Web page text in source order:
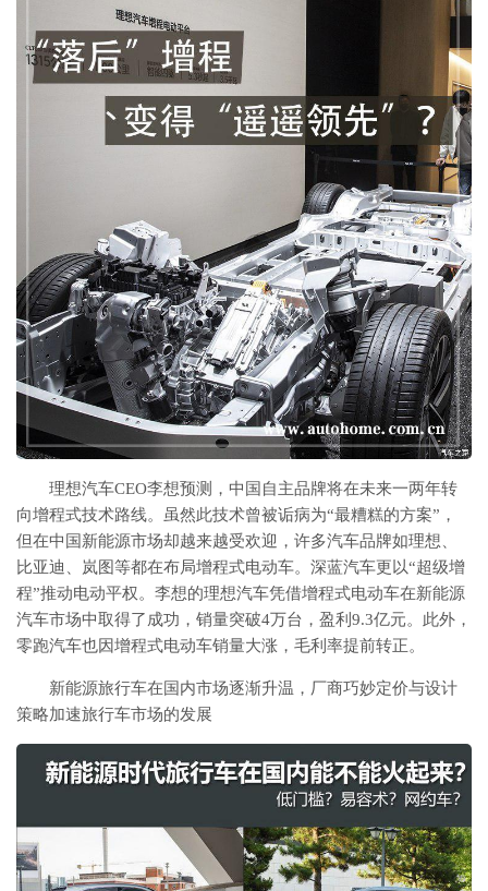
理想汽车CEO李想预测，中国自主品牌将在未来一两年转
向增程式技术路线。虽然此技术曾被诟病为“最糟糕的方案”，
但在中国新能源市场却越来越受欢迎，许多汽车品牌如理想、
比亚迪、岚图等都在布局增程式电动车。深蓝汽车更以“超级增
程”推动电动平权。李想的理想汽车凭借增程式电动车在新能源
汽车市场中取得了成功，销量突破4万台，盈利9.3亿元。此外，
零跑汽车也因增程式电动车销量大涨，毛利率提前转正。
新能源旅行车在国内市场逐渐升温，厂商巧妙定价与设计
策略加速旅行车市场的发展